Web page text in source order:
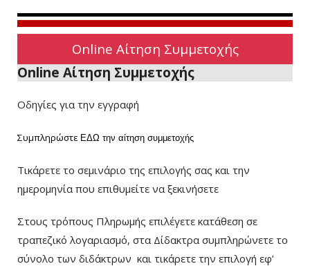
Online Αίτηση Συμμετοχής
Online Αίτηση Συμμετοχής
Οδηγίες για την εγγραφή
Συμπληρώστε ΕΔΩ την αίτηση συμμετοχής
Τικάρετε το σεμινάριο της επιλογής σας και την
ημερομηνία που επιθυμείτε να ξεκινήσετε
Στους τρόπους Πληρωμής επιλέγετε κατάθεση σε
τραπεζικό λογαριασμό, στα Δίδακτρα συμπληρώνετε το
σύνολο των διδάκτρων και τικάρετε την επιλογή εφ’